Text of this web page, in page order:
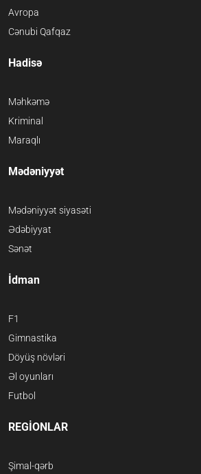
Avropa
Cənubi Qafqaz
Hadisə
Məhkəmə
Kriminal
Maraqlı
Mədəniyyət
Mədəniyyət siyasəti
Ədəbiyyat
Sənət
İdman
F1
Gimnastika
Döyüş növləri
Əl oyunları
Futbol
REGİONLAR
Şimal-qərb